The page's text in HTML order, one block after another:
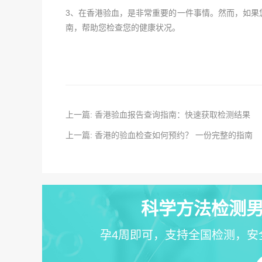
3、在香港验血，是非常重要的一件事情。然而，如
南，帮助您检查您的健康状况。
上一篇: 香港验血报告查询指南：快速获取检测结果
上一篇: 香港的验血检查如何预约？ 一份完整的指南
科学方法检测
孕4周即可，支持全国检测，